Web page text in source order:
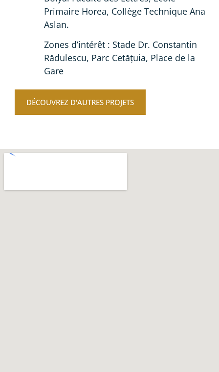
Primaire Horea, Collège Technique Ana
Aslan.
Zones d’intérêt : Stade Dr. Constantin
Rădulescu, Parc Cetățuia, Place de la
Gare
DÉCOUVREZ D'AUTRES PROJETS